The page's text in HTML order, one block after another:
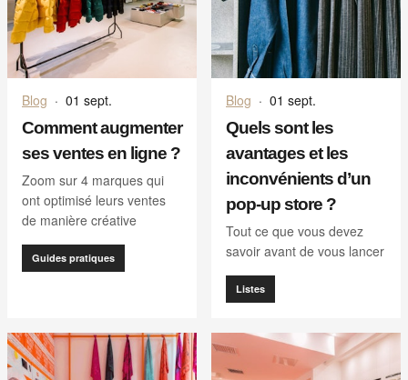
Blog · 01 sept.
Comment augmenter
ses ventes en ligne ?
Zoom sur 4 marques qui
ont optimisé leurs ventes
de manière créative
Guides pratiques
Blog · 01 sept.
Quels sont les
avantages et les
inconvénients d’un
pop-up store ?
Tout ce que vous devez
savoir avant de vous lancer
Listes